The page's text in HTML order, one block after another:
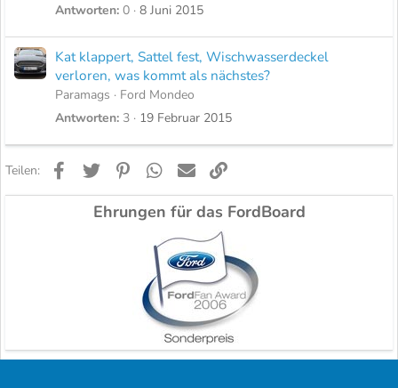
Antworten 0 8 Juni 2015
Kat klappert, Sattel fest, Wischwasserdeckel
verloren, was kommt als nächstes?
Paramags
Ford Mondeo
Antworten 3 19 Februar 2015
Teilen: FacebookTwitter PinterestWhatsApp
E-Mail
Ehrungen für das FordBoard